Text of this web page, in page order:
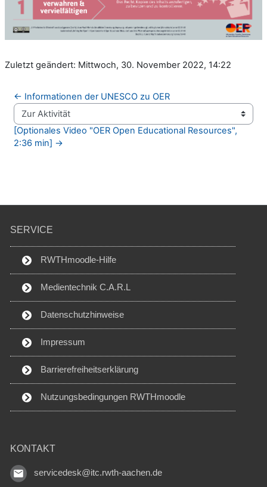
Zuletzt geändert: Mittwoch, 30. November 2022, 14:22
← Informationen der UNESCO zu OER
Zur Aktivität
[Optionales Video "OER Open Educational Resources",
2:36 min] →
SERVICE
RWTHmoodle-Hilfe
Medientechnik C.A.R.L
Datenschutzhinweise
Impressum
Barrierefreiheitserklärung
Nutzungsbedingungen RWTHmoodle
KONTAKT
servicedesk@itc.rwth-aachen.de